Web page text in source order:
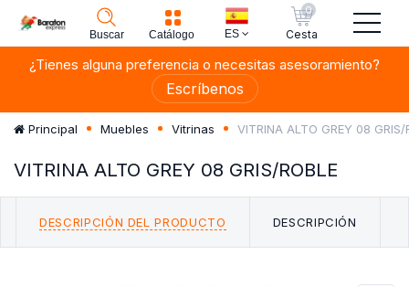
Buscar Catálogo ES
0
Cesta
¿Tienes alguna preferencia o necesitas asesoramiento?
Escríbenos
Principal Muebles Vitrinas VITRINA ALTO GREY 08 GRIS/
VITRINA ALTO GREY 08 GRIS/ROBLE
DESCRIPCIÓN DEL PRODUCTO DESCRIPCIÓN